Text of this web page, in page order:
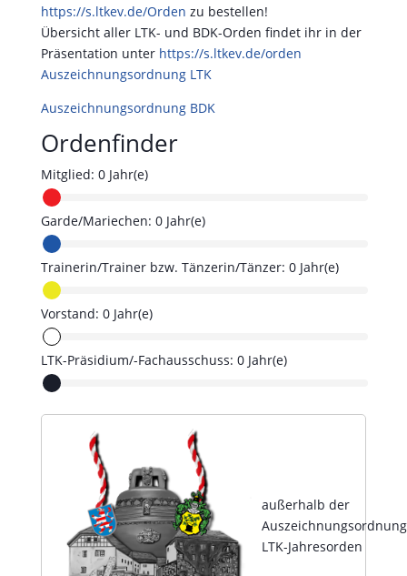
https://s.ltkev.de/Orden zu bestellen!
Übersicht aller LTK- und BDK-Orden findet ihr in der
Präsentation unter https://s.ltkev.de/orden
Auszeichnungsordnung LTK
Auszeichnungsordnung BDK
Ordenfinder
Mitglied: 0 Jahr(e)
Garde/Mariechen: 0 Jahr(e)
Trainerin/Trainer bzw. Tänzerin/Tänzer: 0 Jahr(e)
Vorstand: 0 Jahr(e)
LTK-Präsidium/-Fachausschuss: 0 Jahr(e)
außerhalb der
LTK-Jahresorden